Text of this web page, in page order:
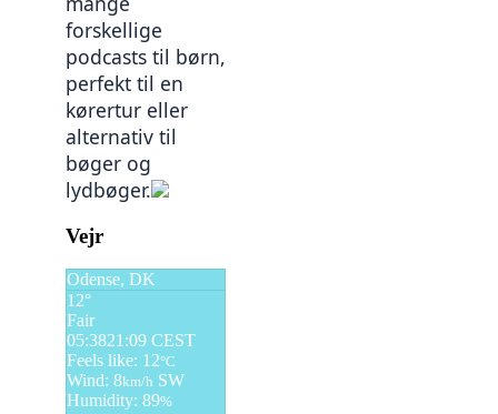
forskellige
podcasts til børn,
perfekt til en
kørertur eller
alternativ til
bøger og
lydbøger.
Indlægsnavigation
Vejr
Odense, DK
12°
Fair
05:3821:09 CEST
Feels like: 12°C
Wind: 8km/h SW
Humidity: 89%